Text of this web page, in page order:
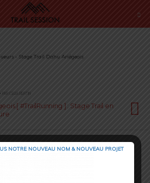
› Stage Trail Dahu Ariégeois
CELIA BERTIN
[ #TrailRunning ] : Stage Trail en
NOTRE NOUVEAU NOM & NOUVEAU PROJET